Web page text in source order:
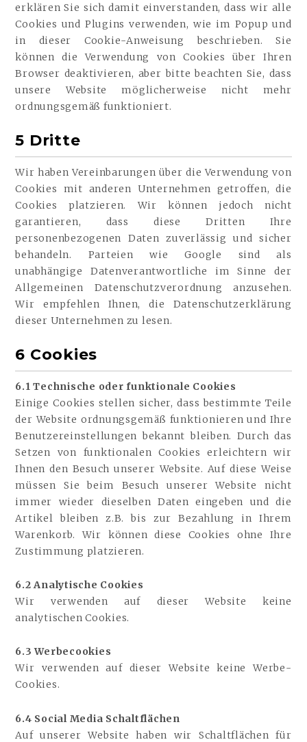
erklären Sie sich damit einverstanden, dass wir alle
Cookies und Plugins verwenden, wie im Popup und
in dieser Cookie-Anweisung beschrieben. Sie
können die Verwendung von Cookies über Ihren
Browser deaktivieren, aber bitte beachten Sie, dass
unsere Website möglicherweise nicht mehr
ordnungsgemäß funktioniert.
5 Dritte
Wir haben Vereinbarungen über die Verwendung von
Cookies mit anderen Unternehmen getroffen, die
Cookies platzieren. Wir können jedoch nicht
garantieren, dass diese Dritten Ihre
personenbezogenen Daten zuverlässig und sicher
behandeln. Parteien wie Google sind als
unabhängige Datenverantwortliche im Sinne der
Allgemeinen Datenschutzverordnung anzusehen.
Wir empfehlen Ihnen, die Datenschutzerklärung
dieser Unternehmen zu lesen.
6 Cookies
6.1 Technische oder funktionale Cookies
Einige Cookies stellen sicher, dass bestimmte Teile
der Website ordnungsgemäß funktionieren und Ihre
Benutzereinstellungen bekannt bleiben. Durch das
Setzen von funktionalen Cookies erleichtern wir
Ihnen den Besuch unserer Website. Auf diese Weise
müssen Sie beim Besuch unserer Website nicht
immer wieder dieselben Daten eingeben und die
Artikel bleiben z.B. bis zur Bezahlung in Ihrem
Warenkorb. Wir können diese Cookies ohne Ihre
Zustimmung platzieren.
6.2 Analytische Cookies
Wir verwenden auf dieser Website keine
analytischen Cookies.
6.3 Werbecookies
Wir verwenden auf dieser Website keine Werbe-
Cookies.
6.4 Social Media Schaltflächen
Auf unserer Website haben wir Schaltflächen für